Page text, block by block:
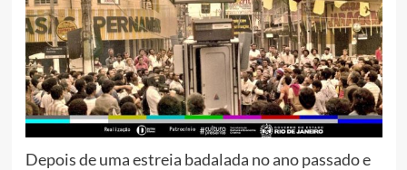
Depois de uma estreia badalada no ano passado e